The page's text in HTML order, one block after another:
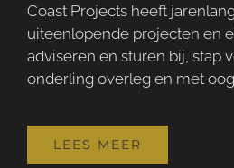
Coast Projects heeft
uiteenlopende projecten en
adviseren en sturen bij, stap
onderling overleg en met
LEES MEER